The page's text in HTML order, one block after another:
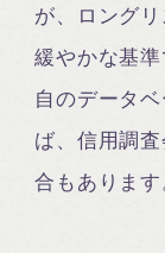
が、ロング
緩やかな基
自のデータ
ば、信用調
合もあります